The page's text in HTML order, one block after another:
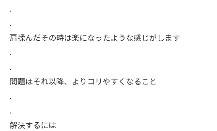
.
.
肩揉んだその時は楽になったような感じがします
.
.
問題はそれ以降、よりコリやすくなること
.
.
解決するには